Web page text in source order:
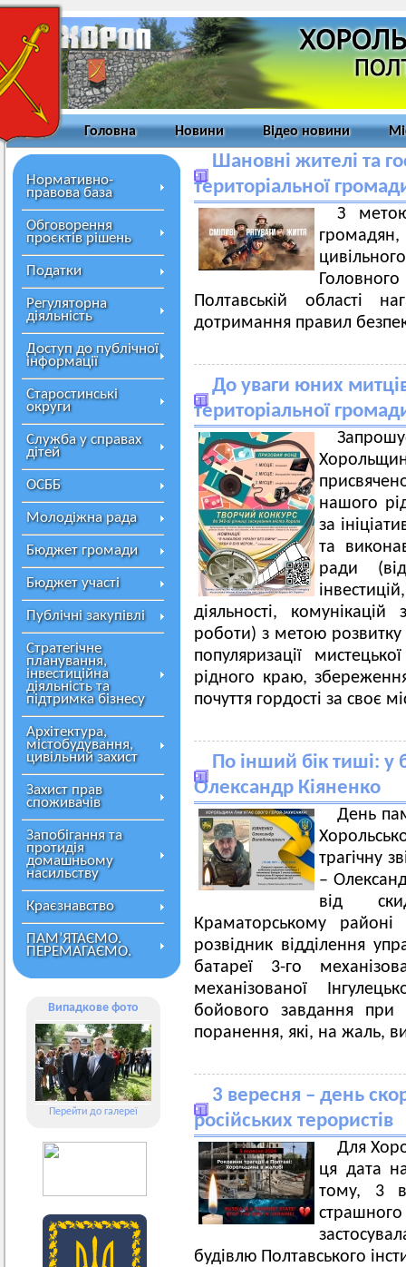
Головна Новини Відео новини
Нормативно-
правова база
Обговорення
проєктів рішень
Податки
Регуляторна
діяльність
Доступ до публічної
інформації
Старостинські
округи
Служба у справах
дітей
ОСББ
Молодіжна рада
Бюджет громади
Бюджет участі
Публічні закупівлі
Стратегічне
планування,
інвестиційна
діяльність та
підтримка бізнесу
Архітектура,
містобудування,
цивільний захист
Захист прав
споживачів
Запобігання та
протидія
домашньому
насильству
Краєзнавство
ПАМ’ЯТАЄМО.
ПЕРЕМАГАЄМО.
Випадкове фото
Перейти до галереї
Шановні жителі та
територіальної
З
Полтавській області
дотримання правил
До уваги юних
територіальної
нашого
за
та
ради
діяльності, комунікацій
роботи) з метою розвитку
популяризації
рідного краю,
почуття гордості за своє
По інший бік тиші: у
Олександр Кіяненко
День
трагічну
–
від
Краматорському
розвідник відділення
батареї 3-го
механізованої
бойового завдання при
поранення, які, на жаль,
3 вересня – день
російських терористів
Для
ця дата
тому, 3
будівлю Полтавського